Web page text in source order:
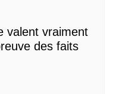
valent vraiment
des faits